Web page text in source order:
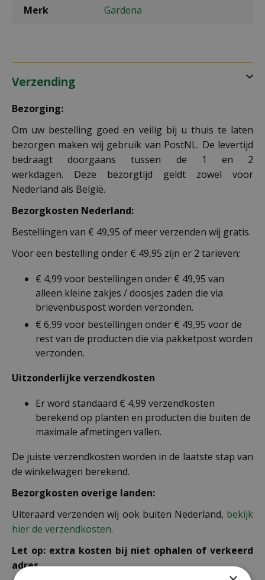
Merk Gardena
Verzending
Bezorging:
Om uw bestelling goed en veilig bij u thuis te laten
bezorgen maken wij gebruik van PostNL. De levertijd
bedraagt doorgaans tussen de 1 en 2
werkdagen. Deze bezorgtijd geldt zowel voor
Nederland als België.
Bezorgkosten Nederland:
Bestellingen van € 49,95 of meer verzenden wij gratis.
Voor een bestelling onder € 49,95 zijn er 2 tarieven:
€ 4,99 voor bestellingen onder € 49,95 van
alleen kleine zakjes / doosjes zaden die via
brievenbuspost worden verzonden.
€ 6,99 voor bestellingen onder € 49,95 voor de
rest van de producten die via pakketpost worden
verzonden.
Uitzonderlijke verzendkosten
Er word standaard € 4,99 verzendkosten
berekend op planten en producten die buiten de
maximale afmetingen vallen.
De juiste verzendkosten worden in de laatste stap van
de winkelwagen berekend.
Bezorgkosten overige landen:
Uiteraard verzenden wij ook buiten Nederland, bekijk
hier de verzendkosten.
Let op: extra kosten bij niet ophalen of verkeerd
adres